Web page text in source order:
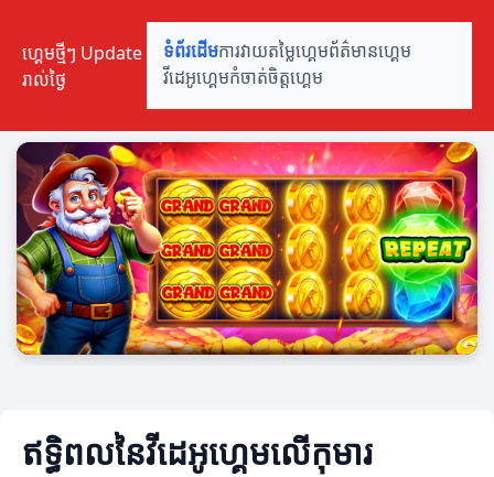
ហ្គេមថ្មីៗ Update
រាល់ថ្ងៃ
ទំព័រដើមការវាយតម្លៃហ្គេមព័ត៌មានហ្គេម
វីដេអូហ្គេមកំចាត់ចិត្តហ្គេម
ឥទ្ធិពលនៃវីដេអូហ្គេមលើកុមារ